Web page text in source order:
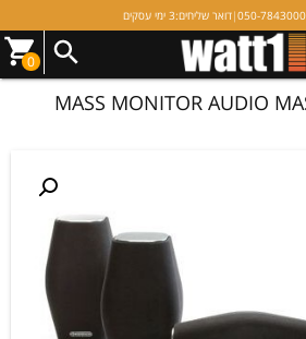
050-7843000
|דואר שליחים:3 ימי עסקים
0